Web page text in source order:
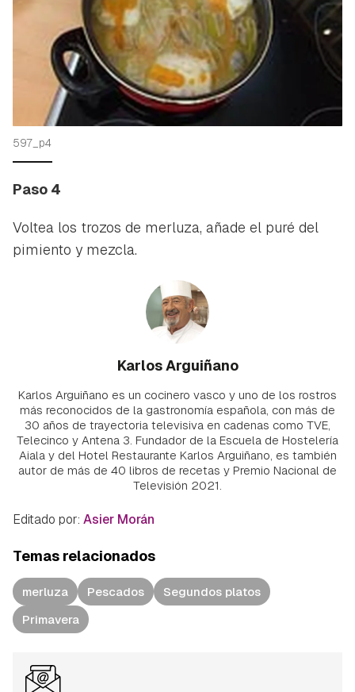
597_p4
Paso 4
Voltea los trozos de merluza, añade el puré del
pimiento y mezcla.
Karlos Arguiñano
Karlos Arguiñano es un cocinero vasco y uno de los rostros
más reconocidos de la gastronomía española, con más de
30 años de trayectoria televisiva en cadenas como TVE,
Telecinco y Antena 3. Fundador de la Escuela de Hostelería
Aiala y del Hotel Restaurante Karlos Arguiñano, es también
autor de más de 40 libros de recetas y Premio Nacional de
Televisión 2021.
Editado por: Asier Morán
Temas relacionados
merluza Pescados
Segundos platos
Primavera